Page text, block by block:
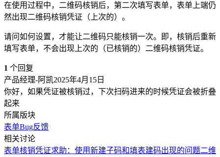
在使用过程中，二维码核销后，第二次填写表单，表单上端仍
然出现二维码核销凭证（上次的）。
请问如何设置，才能让二维码只能核销一次。即，核销后重新
填写表单，不会出现上次的（已核销的）二维码核销凭证。
1 个回复
产品经理-阿凯2025年4月15日
你好，如果凭证被核销过，下次扫码进来的时候凭证会被折叠
起来
所属版块
表单Bug反馈
相关讨论
表单核销凭证求助：使用新建子码和填表建码出现的问题二维